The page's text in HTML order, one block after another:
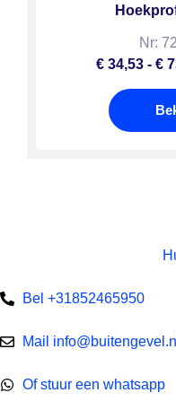
Nr:
€ 34,53 - €
Bel +31852465950
Mail info@buitengevel.nl
Of stuur een whatsapp